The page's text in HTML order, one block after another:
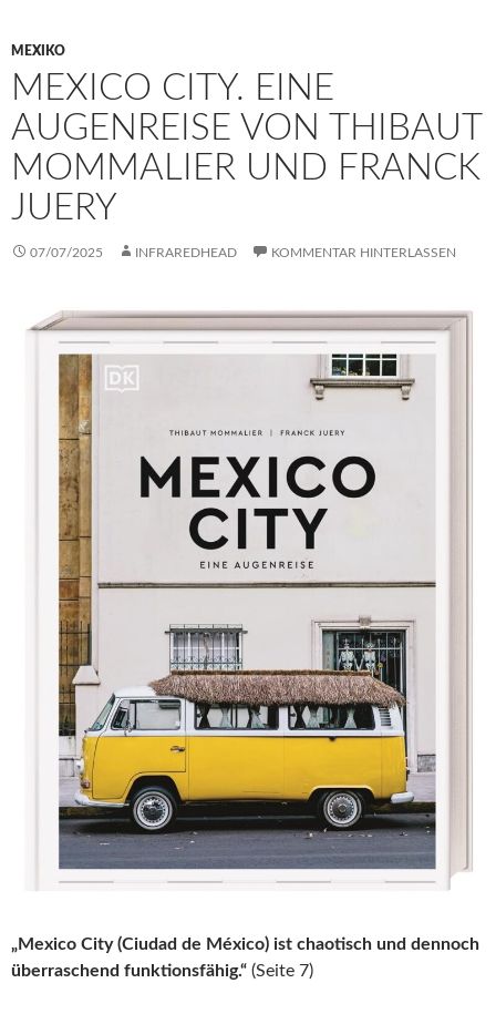
MEXIKO
MEXICO CITY. EINE
AUGENREISE VON THIBAUT
MOMMALIER UND FRANCK
JUERY
07/07/2025 INFRAREDHEAD KOMMENTAR HINTERLASSEN
„Mexico City (Ciudad de México) ist chaotisch und dennoch
überraschend funktionsfähig.“ (Seite 7)